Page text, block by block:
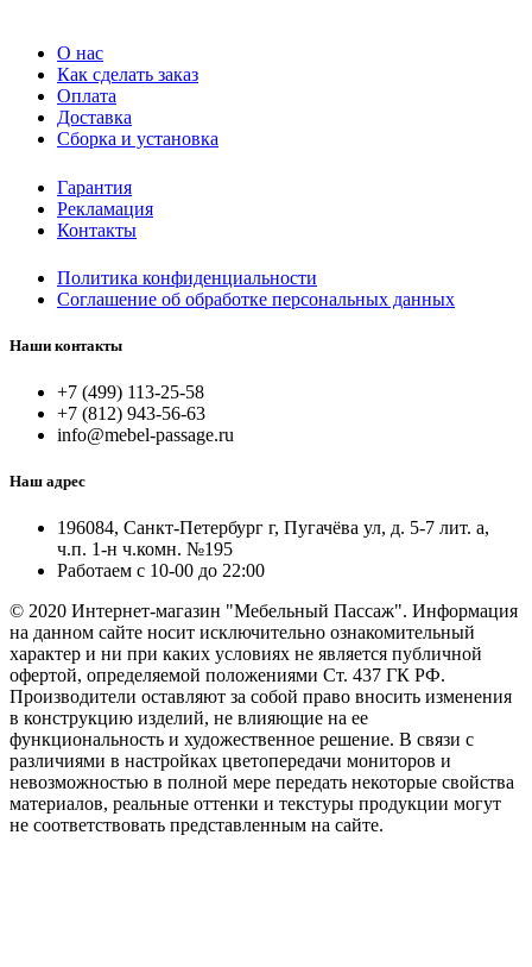
О нас
Как сделать заказ
Оплата
Доставка
Сборка и установка
Гарантия
Рекламация
Контакты
Политика конфиденциальности
Соглашение об обработке персональных данных
Наши контакты
+7 (499) 113-25-58
+7 (812) 943-56-63
info@mebel-passage.ru
Наш адрес
196084, Санкт-Петербург г, Пугачёва ул, д. 5-7 лит. а,
ч.п. 1-н ч.комн. №195
Работаем с 10-00 до 22:00
© 2020 Интернет-магазин "Мебельный Пассаж". Информация
на данном сайте носит исключительно ознакомительный
характер и ни при каких условиях не является публичной
офертой, определяемой положениями Ст. 437 ГК РФ.
Производители оставляют за собой право вносить изменения
в конструкцию изделий, не влияющие на ее
функциональность и художественное решение. В связи с
различиями в настройках цветопередачи мониторов и
невозможностью в полной мере передать некоторые свойства
материалов, реальные оттенки и текстуры продукции могут
не соответствовать представленным на сайте.